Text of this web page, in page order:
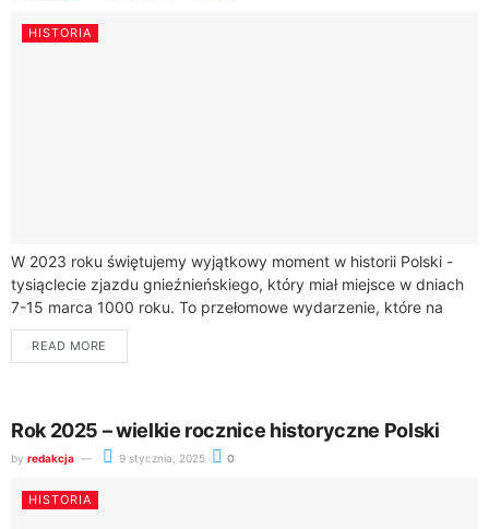
HISTORIA
W 2023 roku świętujemy wyjątkowy moment w historii Polski -
tysiąclecie zjazdu gnieźnieńskiego, który miał miejsce w dniach
7-15 marca 1000 roku. To przełomowe wydarzenie, które na
zawsze zmieniło oblicze...
READ MORE
Rok 2025 – wielkie rocznice historyczne Polski
by redakcja 9 stycznia, 2025 0
HISTORIA